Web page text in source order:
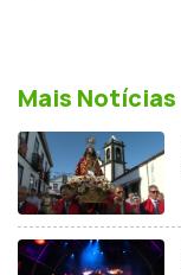
Mais Notícias